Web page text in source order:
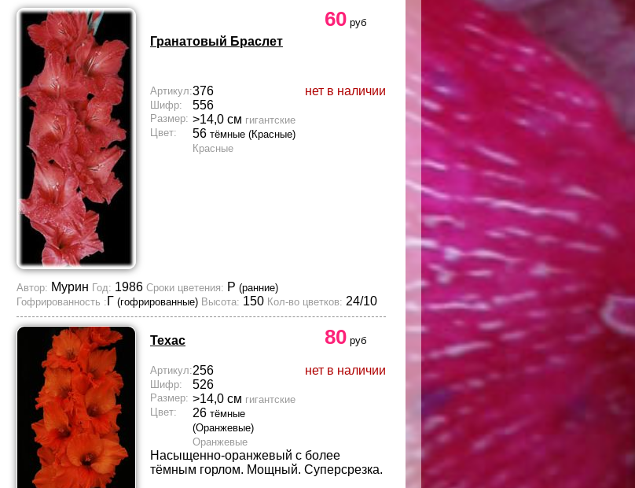
Гранатовый Браслет
60 руб
нет в наличии
Артикул:376
Шифр: 556
Размер: >14,0 см гигантские
Цвет:
56 тёмные (Красные)
Красные
Автор: Мурин Год: 1986 Сроки цветения: Р (ранние)
Гофрированность : Г (гофрированные) Высота: 150 Кол-во цветков: 24/10
Техас 80 руб
нет в наличии
Артикул:256
Шифр: 526
Размер: >14,0 см гигантские
Цвет:
26 тёмные
(Оранжевые)
Оранжевые
Насыщенно-оранжевый с более
тёмным горлом. Мощный. Суперсрезка.